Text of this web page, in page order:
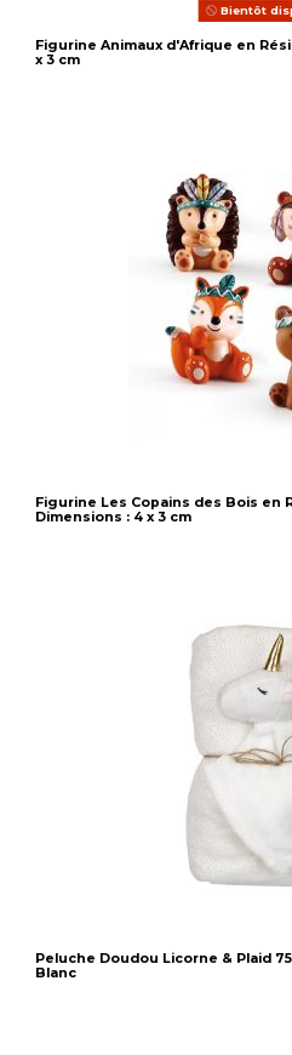
Bientôt
Figurine Animaux d'Afrique en
x 3 cm
Figurine Les Copains des Bois en
Dimensions : 4 x 3 cm
Peluche Doudou Licorne & Plaid
Blanc